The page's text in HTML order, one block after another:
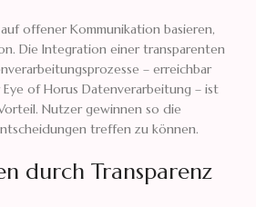
offener Kommunikation basieren,
Die Integration einer transparenten
– erreichbar
of Horus Datenverarbeitung – ist
Nutzer gewinnen so die
treffen zu können.
durch Transparenz